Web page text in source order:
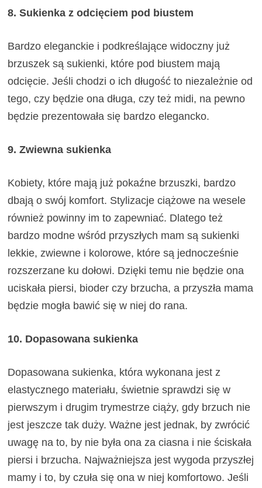
8. Sukienka z odcięciem pod biustem
Bardzo eleganckie i podkreślające widoczny już
brzuszek są sukienki, które pod biustem mają
odcięcie. Jeśli chodzi o ich długość to niezależnie od
tego, czy będzie ona długa, czy też midi, na pewno
będzie prezentowała się bardzo elegancko.
9. Zwiewna sukienka
Kobiety, które mają już pokaźne brzuszki, bardzo
dbają o swój komfort. Stylizacje ciążowe na wesele
również powinny im to zapewniać. Dlatego też
bardzo modne wśród przyszłych mam są sukienki
lekkie, zwiewne i kolorowe, które są jednocześnie
rozszerzane ku dołowi. Dzięki temu nie będzie ona
uciskała piersi, bioder czy brzucha, a przyszła mama
będzie mogła bawić się w niej do rana.
10. Dopasowana sukienka
Dopasowana sukienka, która wykonana jest z
elastycznego materiału, świetnie sprawdzi się w
pierwszym i drugim trymestrze ciąży, gdy brzuch nie
jest jeszcze tak duży. Ważne jest jednak, by zwrócić
uwagę na to, by nie była ona za ciasna i nie ściskała
piersi i brzucha. Najważniejsza jest wygoda przyszłej
mamy i to, by czuła się ona w niej komfortowo. Jeśli